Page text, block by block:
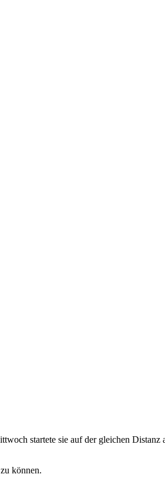
startete sie auf der gleichen Distanz
können.